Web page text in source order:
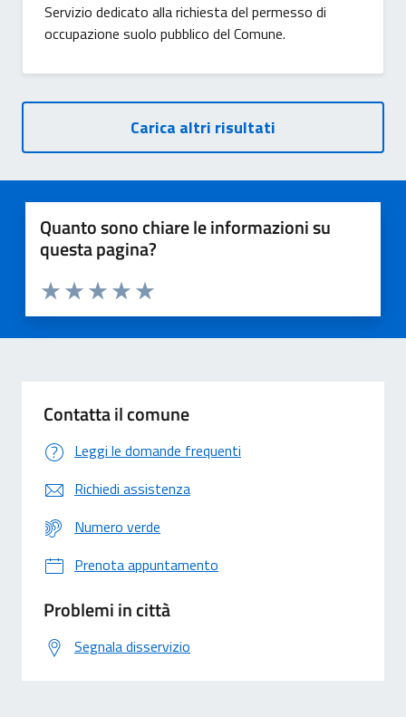
Servizio dedicato alla richiesta del permesso di
occupazione suolo pubblico del Comune.
Carica altri risultati
Quanto sono chiare le informazioni su
questa pagina?
Valuta 5 stelle su 5
Valuta 4 stelle su 5
Valuta 3 stelle su 5
Valuta 2 stelle su 5
Valuta 1 stelle su 5
Contatta il comune
Leggi le domande frequenti
Richiedi assistenza
Numero verde
Prenota appuntamento
Problemi in città
Segnala disservizio